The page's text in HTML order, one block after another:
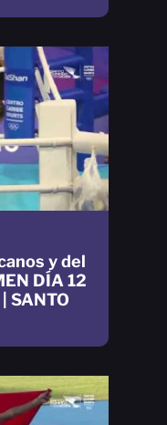
y del
DÍA 12
| SANTO